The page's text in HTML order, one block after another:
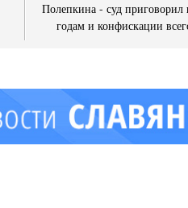
Полепкина - суд приговорил
годам и конфискации